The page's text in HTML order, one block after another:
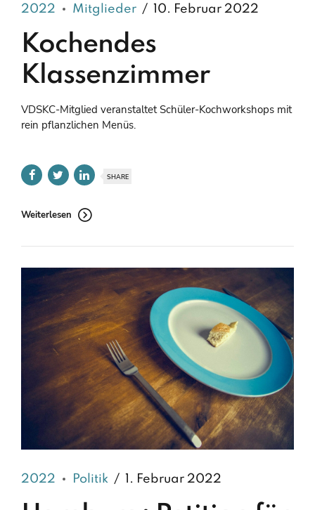
2022 Mitglieder 10. Februar 2022
Kochendes
Klassenzimmer
VDSKC-Mitglied veranstaltet Schüler-Kochworkshops mit
rein pflanzlichen Menüs.
SHARE
Weiterlesen
2022 Politik 1. Februar 2022